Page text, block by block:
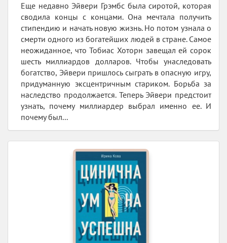
Еще недавно Эйвери Грэмбс была сиротой, которая
сводила концы с концами. Она мечтала получить
стипендию и начать новую жизнь. Но потом узнала о
смерти одного из богатейших людей в стране. Самое
неожиданное, что Тобиас Хоторн завещал ей сорок
шесть миллиардов долларов. Чтобы унаследовать
богатство, Эйвери пришлось сыграть в опасную игру,
придуманную эксцентричным стариком. Борьба за
наследство продолжается. Теперь Эйвери предстоит
узнать, почему миллиардер выбрал именно ее. И
почему был...